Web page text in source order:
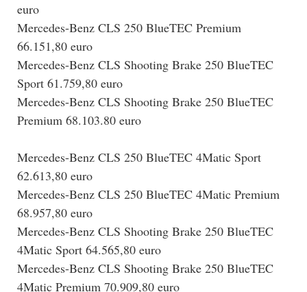
euro
Mercedes-Benz CLS 250 BlueTEC Premium
66.151,80 euro
Mercedes-Benz CLS Shooting Brake 250 BlueTEC
Sport 61.759,80 euro
Mercedes-Benz CLS Shooting Brake 250 BlueTEC
Premium 68.103.80 euro
Mercedes-Benz CLS 250 BlueTEC 4Matic Sport
62.613,80 euro
Mercedes-Benz CLS 250 BlueTEC 4Matic Premium
68.957,80 euro
Mercedes-Benz CLS Shooting Brake 250 BlueTEC
4Matic Sport 64.565,80 euro
Mercedes-Benz CLS Shooting Brake 250 BlueTEC
4Matic Premium 70.909,80 euro